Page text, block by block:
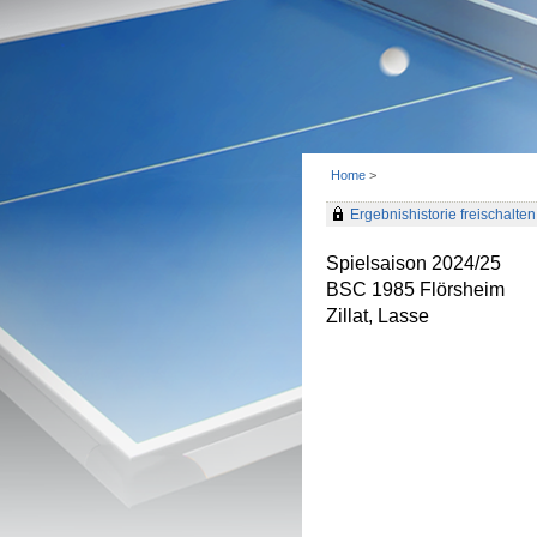
Home >
Ergebnishistorie freischalten
Spielsaison 2024/25
BSC 1985 Flörsheim
Zillat, Lasse